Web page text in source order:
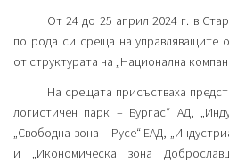
От 24 до 25 април 2024 г. в
по рода си среща на управляващите
от структурата на „Национална
На срещата присъстваха
логистичен парк – Бургас“ АД,
„Свободна зона – Русе“ ЕАД,
и „Икономическа зона